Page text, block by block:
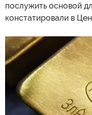
послужить основой
констатировали в